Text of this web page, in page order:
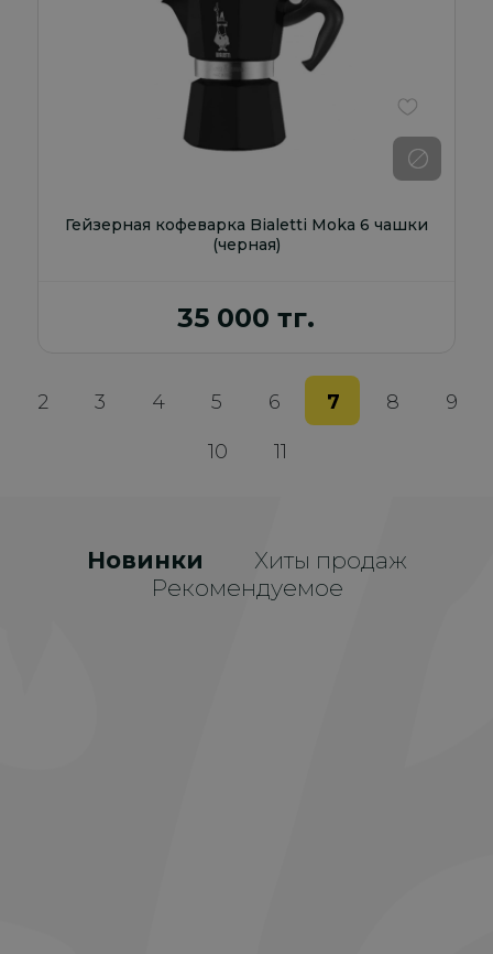
Гейзерная кофеварка Bialetti Moka 6 чашки
(черная)
35 000 тг.
В
2 3 4 5 6 7 8 9
10 11
Новинки
Хиты продаж
Рекомендуемое